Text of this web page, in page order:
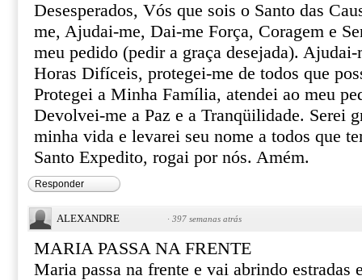
Desesperados, Vós que sois o Santo das
me, Ajudai-me, Dai-me Força, Coragem e
meu pedido (pedir a graça desejada). Ajudai-
Horas Difíceis, protegei-me de todos que
Protegei a Minha Família, atendei ao meu
Devolvei-me a Paz e a Tranqüilidade. Serei
minha vida e levarei seu nome a todos que
Santo Expedito, rogai por nós. Amém.
Responder
ALEXANDRE · 397 semanas atrás
MARIA PASSA NA FRENTE
Maria passa na frente e vai abrindo estradas